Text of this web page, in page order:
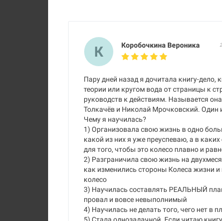
К Коробочкина Вероника
Пару дней назад я дочитала книгу-дело,
теории или кругом вода от страницы к
руководств к действиям. Называется
Толкачёв и Николай Мрочковский.
Чему я научилась?
1) Организовала свою жизнь в одно
какой из них я уже преуспеваю, а в
для того, чтобы это колесо плавно и
2) Разграничила свою жизнь на
как изменились стороны Колеса жизни
колесо
3) Научилась составлять РЕАЛЬНЫЙ
провал и вовсе невыполнимый
4) Научилась не делать того, чего нет в